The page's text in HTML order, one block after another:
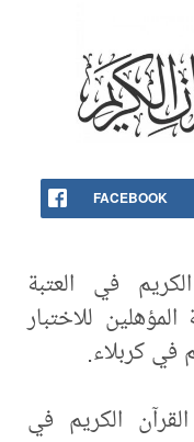
FACEBOOK
في العتبة
للاختبار
كربلاء.
الكريم في